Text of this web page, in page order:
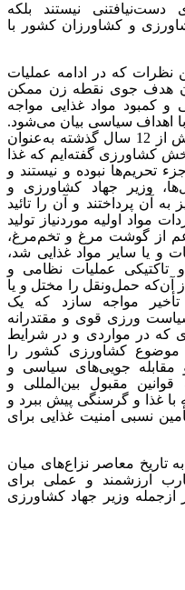
دست‌نیافتنی نیستند بلکه
و کشاورزان کشور با
نظرات که در ادامه عملیات
هدف جوی نقطه زن ممکن
کمبود مواد غذایی مواجه
با اهداف سیاسی بیان می‌شود.
گرچه بارها و طی بیش از 12 سال گذشته به‌عنوان
کشاورزی گفته‌ایم که غذا
تحریم‌ها نبوده و نیستند و
وزیر جهاد کشاورزی و
به آن پرداختند و آن را تائید
مواد اولیه موردنیاز تولید
از گوشت مرغ و تخم‌مرغ،
و یا سایر مواد غذایی شد،
عملیات نظامی و
آن‌که حمل‌ونقل را مختل و یا
مواجه سازد که یک
ورزی قوی و مقتدرانه
که در مواردی و در شرایط
موضوع کشاورزی کشور را
مقابله جویی‌های سیاسی و
مقبول بین‌المللی و
با غذا و گرسنگی پیش ببرد و
نسبی امنیت غذایی برای
تاریخ معاصر نزاع‌های میان
ارزشمند و عملی برای
وزیر جهاد کشاورزی